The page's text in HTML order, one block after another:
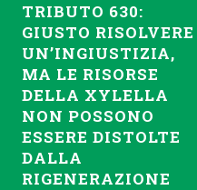
TRIBUTO 630:
GIUSTO RISOLVERE
UN’INGIUSTIZIA,
MA LE RISORSE
DELLA XYLELLA
NON POSSONO
ESSERE DISTOLTE
DALLA
RIGENERAZIONE